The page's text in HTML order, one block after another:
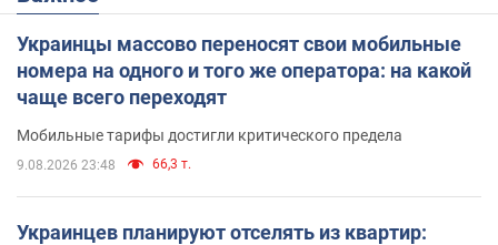
Украинцы массово переносят свои мобильные
номера на одного и того же оператора: на какой
чаще всего переходят
Мобильные тарифы достигли критического предела
9.08.2026 23:48 66,3 т.
Украинцев планируют отселять из квартир: